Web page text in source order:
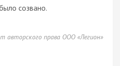
созвано.
авторского права ООО «Легион»